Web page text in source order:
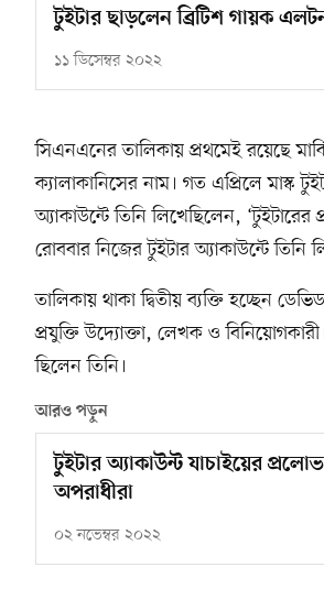
টুইটার ছাড়লেন ব্রিটিশ গায়ক
১১ ডিসেম্বর ২০২২
সিএনএনের তালিকায় প্রথমেই রয়েছে
ক্যালাকানিসের নাম। গত এপ্রিলে মাস্ক
অ্যাকাউন্টে তিনি লিখেছিলেন, ‘টুইটারের
রোববার নিজের টুইটার অ্যাকাউন্টে
তালিকায় থাকা দ্বিতীয় ব্যক্তি হচ্ছেন
প্রযুক্তি উদ্যোক্তা, লেখক ও
ছিলেন তিনি।
আরও পড়ুন
টুইটার অ্যাকাউন্ট যাচাইয়ের
অপরাধীরা
০২ নভেম্বর ২০২২